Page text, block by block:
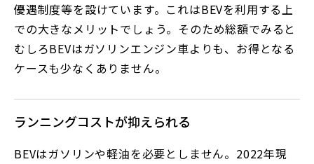
優遇制度等を設けています。これはBEVを利用する上
での大きなメリットでしょう。そのため総額でみると
むしろBEVはガソリンエンジン車よりも、お得となる
ケースも少なくありません。
ランニングコストが抑えられる
BEVはガソリンや軽油を必要としません。2022年現